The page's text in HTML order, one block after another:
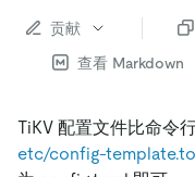
贡献
查看 Markdown
TiKV 配置文件比命令
etc/config-